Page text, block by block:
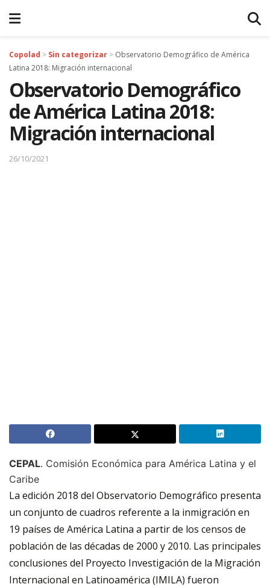
Copolad > Sin categorizar > Observatorio Demográfico de América
Latina 2018: Migración internacional
Observatorio Demográfico
de América Latina 2018:
Migración internacional
26/10/2021
CEPAL. Comisión Económica para América Latina y el
Caribe
La edición 2018 del Observatorio Demográfico presenta
un conjunto de cuadros referente a la inmigración en
19 países de América Latina a partir de los censos de
población de las décadas de 2000 y 2010. Las principales
conclusiones del Proyecto Investigación de la Migración
Internacional en Latinoamérica (IMILA) fueron